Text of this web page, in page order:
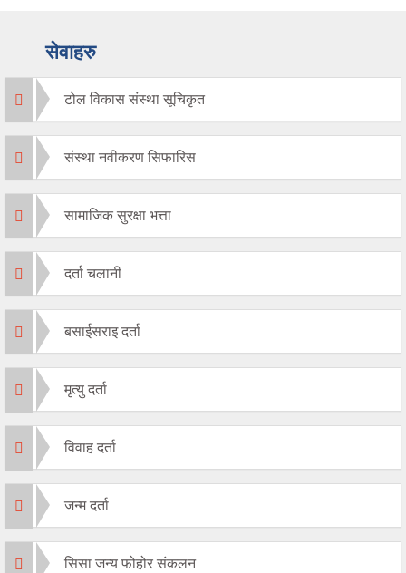
सेवाहरु
टोल विकास संस्था सूचिकृत
संस्था नवीकरण सिफारिस
सामाजिक सुरक्षा भत्ता
दर्ता चलानी
बसाईसराइ दर्ता
मृत्यु दर्ता
विवाह दर्ता
जन्म दर्ता
सिसा जन्य फोहोर संकलन